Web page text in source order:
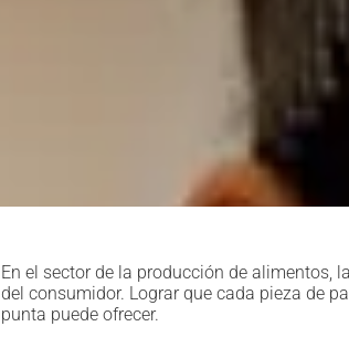
En el sector de la producción de
del consumidor. Lograr que cada pieza de
punta puede ofrecer.